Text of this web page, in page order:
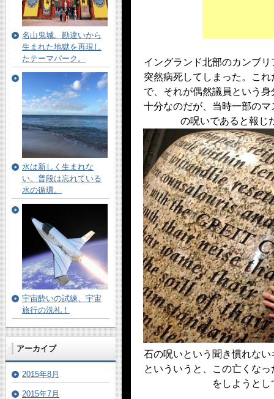
イングランド北部のカンブ
突然病死してしまった。こ
で、それが偶然議員という
十分なのだが、当時一部の
の呪いであると報じ
石の呪いという聞き慣れな
といういうと、この亡くな
をしようと
名山鬼城。勘違いから
生まれた地獄を再現し
たテーマパーク。
水は新しく生まれな
い。普段は忘れている
水の循環。
宇宙酔いの試練、宇宙
旅行の洗礼！
アーカイブ
2015年8月
2015年7月